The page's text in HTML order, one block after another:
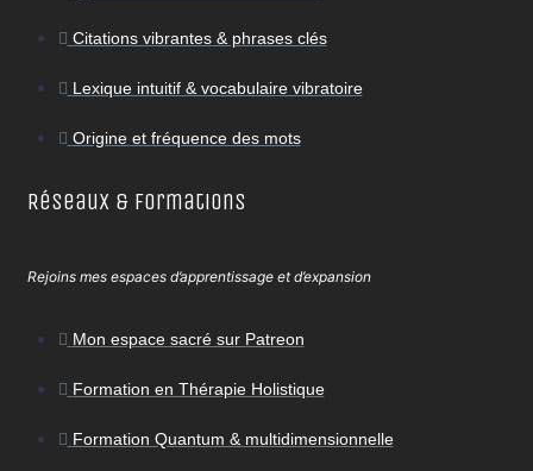
Citations vibrantes & phrases clés
Lexique intuitif & vocabulaire vibratoire
Origine et fréquence des mots
Réseaux & Formations
Rejoins mes espaces d’apprentissage et d’expansion
Mon espace sacré sur Patreon
Formation en Thérapie Holistique
Formation Quantum & multidimensionnelle